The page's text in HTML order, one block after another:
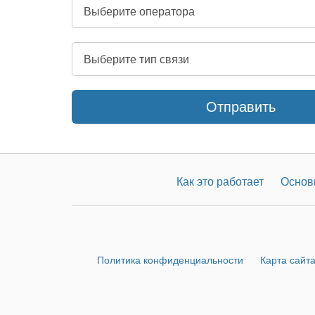
Отправить
Как это работает
Политика конфиденциальности Карта сайта